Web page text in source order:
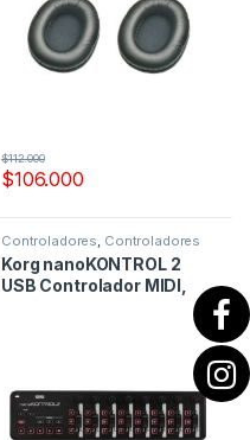
$106.000
$112.000
Controladores Controladores
Korg nanoKONTROL 2
USB Controlador MIDI,